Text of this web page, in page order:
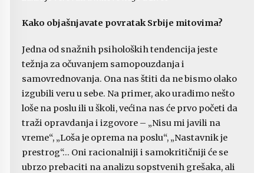
Kako objašnjavate povratak Srbije mitovima?
Jedna od snažnih psiholoških tendencija jeste
težnja za očuvanjem samopouzdanja i
samovrednovanja. Ona nas štiti da ne bismo olako
izgubili veru u sebe. Na primer, ako uradimo nešto
loše na poslu ili u školi, većina nas će prvo početi da
traži opravdanja i izgovore – „Nisu mi javili na
vreme“, „Loša je oprema na poslu“, „Nastavnik je
prestrog“… Oni racionalniji i samokritičniji će se
ubrzo prebaciti na analizu sopstvenih grešaka, ali